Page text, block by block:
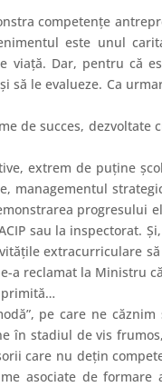
competenţe
este unul
Dar, pentru că
le evalueze. Ca
de succes, dezvoltate
extrem de puţine
managementul
progresului
sau la inspectorat.
extracurriculare
a reclamat la Ministru
primită…
pe care ne
în stadiul de vis
care nu deţin
asociate de formare